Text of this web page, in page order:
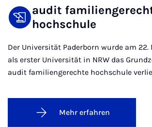
audit
hochschule
Der Universität Paderborn wurde am 22.
als erster Universität in NRW das
audit familiengerechte hochschule
Mehr erfahren